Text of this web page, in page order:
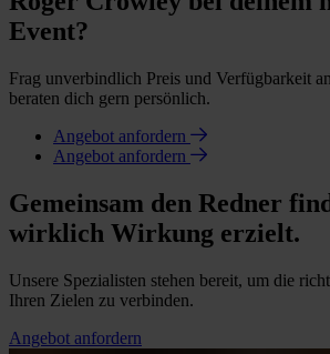
Event?
Frag unverbindlich Preis und Verfügbarkeit
beraten dich gern persönlich.
Angebot anfordern
Angebot anfordern
Gemeinsam den Redner
wirklich Wirkung erzielt.
Unsere Spezialisten stehen bereit, um die
Ihren Zielen zu verbinden.
Angebot anfordern